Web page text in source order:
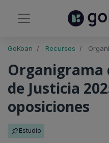
GoKoan Recursos Organigrama
Organigrama
de Justicia
oposiciones
Estudio